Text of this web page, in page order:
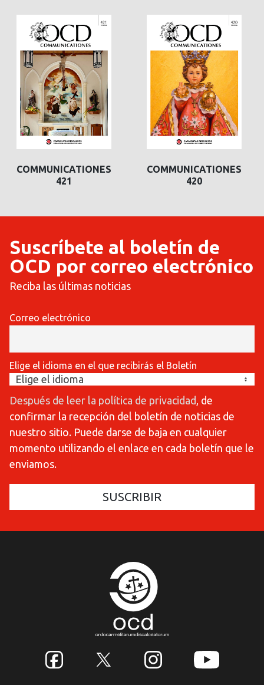
COMMUNICATIONES
421
COMMUNICATIONES
420
Suscríbete al boletín de
OCD por correo electrónico
Reciba las últimas noticias
Correo electrónico
Elige el idioma en el que recibirás el Boletín
Después de leer la política de privacidad, de
confirmar la recepción del boletín de noticias de
nuestro sitio. Puede darse de baja en cualquier
momento utilizando el enlace en cada boletín que le
enviamos.